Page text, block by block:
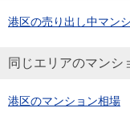
港区の売り出し中マン
同じエリアのマンシ
港区のマンション相場